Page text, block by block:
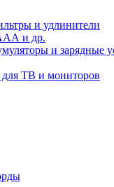
и удлинители
и др.
и зарядные
ТВ и мониторов